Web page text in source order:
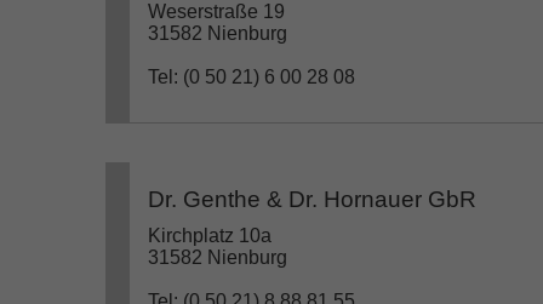
Weserstraße 19
31582 Nienburg
Tel: (0 50 21) 6 00 28 08
Dr. Genthe & Dr. Hornauer GbR
Kirchplatz 10a
31582 Nienburg